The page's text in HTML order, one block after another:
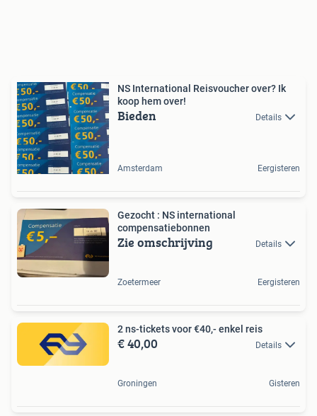
NS International Reisvoucher over? Ik
koop hem over!
Bieden Details
Amsterdam Eergisteren
Gezocht : NS international
compensatiebonnen
Zie omschrijving Details
Zoetermeer Eergisteren
2 ns-tickets voor €40,- enkel reis
€ 40,00 Details
Groningen Gisteren